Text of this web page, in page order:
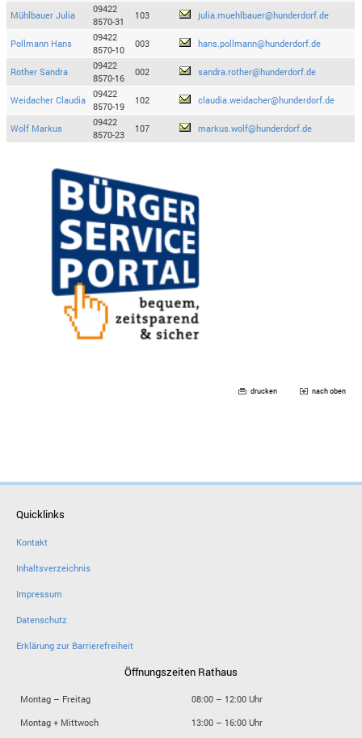
Mühlbauer Julia
09422
8570-31
103 julia.muehlbauer@hunderdorf.de
Pollmann Hans
09422
8570-10
003 hans.pollmann@hunderdorf.de
Rother Sandra
09422
8570-16
002 sandra.rother@hunderdorf.de
Weidacher Claudia
09422
8570-19
102 claudia.weidacher@hunderdorf.de
Wolf Markus
09422
8570-23
107 markus.wolf@hunderdorf.de
drucken nach oben
Quicklinks
Kontakt
Inhaltsverzeichnis
Impressum
Datenschutz
Erklärung zur Barrierefreiheit
Öffnungszeiten Rathaus
Montag – Freitag
08:00 – 12:00 Uhr
Montag + Mittwoch
13:00 – 16:00 Uhr